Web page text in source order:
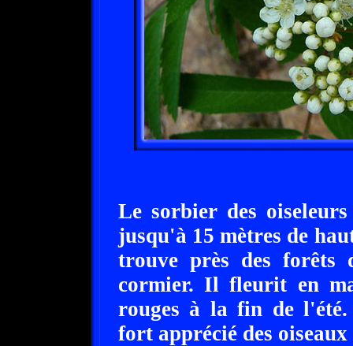
Le sorbier des
jusqu'à 15 mètres de
trouve près des forêts
cormier. Il fleurit en
rouges à la fin de
fort apprécié des oiseaux